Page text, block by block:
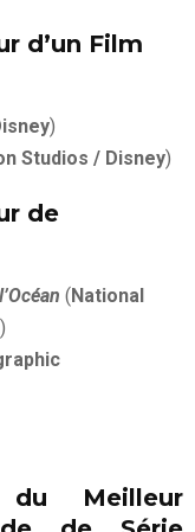
d’un Film
)
Studios / Disney)
de
( National
)
Meilleur